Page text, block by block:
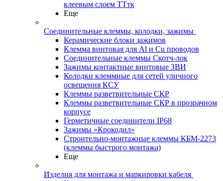
клеевым слоем ТТтк
Еще
Соединительные клеммы, колодки, зажимы
Керамические блоки зажимов
Клемма винтовая для Al и Cu проводов
Соединительные клеммы Скотч-лок
Зажимы контактные винтовые ЗВИ
Колодки клеммные для сетей уличного
освещения КСУ
Клеммы разветвительные СКР
Клеммы разветвительные СКР в прозрачном
корпусе
Герметичные соединители IP68
Зажимы «Крокодил»
Строительно-монтажные клеммы КБМ-2273
(клеммы быстрого монтажа)
Еще
Изделия для монтажа и маркировки кабеля